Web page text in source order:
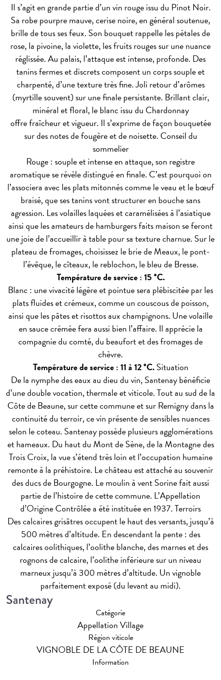
Il s’agit en grande partie d’un vin rouge issu du Pinot Noir.
Sa robe pourpre mauve, cerise noire, en général soutenue,
brille de tous ses feux. Son bouquet rappelle les pétales de
rose, la pivoine, la violette, les fruits rouges sur une nuance
réglissée. Au palais, l’attaque est intense, profonde. Des
tanins fermes et discrets composent un corps souple et
charpenté, d’une texture très fine. Joli retour d’arômes
(myrtille souvent) sur une finale persistante. Brillant clair,
minéral et floral, le blanc issu du Chardonnay
offre fraîcheur et vigueur. Il s’exprime de façon bouquetée
sur des notes de fougère et de noisette. Conseil du
sommelier
Rouge : souple et intense en attaque, son registre
aromatique se révèle distingué en finale. C’est pourquoi on
l’associera avec les plats mitonnés comme le veau et le bœuf
braisé, que ses tanins vont structurer en bouche sans
agression. Les volailles laquées et caramélisées à l’asiatique
ainsi que les amateurs de hamburgers faits maison se feront
une joie de l’accueillir à table pour sa texture charnue. Sur le
plateau de fromages, choisissez le brie de Meaux, le pont-
l’évêque, le cîteaux, le reblochon, le bleu de Bresse.
Température de service : 15 °C.
Blanc : une vivacité légère et pointue sera plébiscitée par les
plats fluides et crémeux, comme un couscous de poisson,
ainsi que les pâtes et risottos aux champignons. Une volaille
en sauce crémée fera aussi bien l’affaire. Il apprécie la
compagnie du comté, du beaufort et des fromages de
chèvre.
Température de service : 11 à 12 °C. Situation
De la nymphe des eaux au dieu du vin, Santenay bénéficie
d’une double vocation, thermale et viticole. Tout au sud de la
Côte de Beaune, sur cette commune et sur Remigny dans la
continuité du terroir, ce vin présente de sensibles nuances
selon le coteau. Santenay possède plusieurs agglomérations
et hameaux. Du haut du Mont de Sène, de la Montagne des
Trois Croix, la vue s’étend très loin et l’occupation humaine
remonte à la préhistoire. Le château est attaché au souvenir
des ducs de Bourgogne. Le moulin à vent Sorine fait aussi
partie de l’histoire de cette commune. L’Appellation
d’Origine Contrôlée a été instituée en 1937.Terroirs
Des calcaires grisâtres occupent le haut des versants, jusqu’à
500 mètres d’altitude. En descendant la pente : des
calcaires oolithiques, l’oolithe blanche, des marnes et des
rognons de calcaire, l’oolithe inférieure sur un niveau
marneux jusqu’à 300 mètres d’altitude. Un vignoble
parfaitement exposé (du levant au midi).
Santenay
Catégorie
Appellation Village
Région viticole
VIGNOBLE DE LA CÔTE DE BEAUNE
Information